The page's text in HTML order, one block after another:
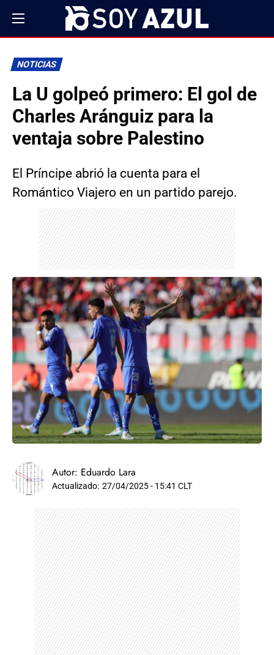
NOTICIAS
La U golpeó primero: El gol de
Charles Aránguiz para la
ventaja sobre Palestino
El Príncipe abrió la cuenta para el
Romántico Viajero en un partido parejo.
Autor: Eduardo Lara
Actualizado: 27/04/2025 - 15:41 CLT